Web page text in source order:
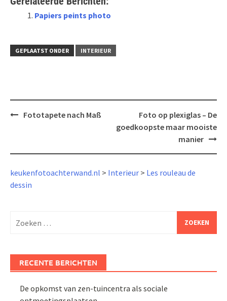
Papiers peints photo
GEPLAATST ONDER INTERIEUR
BerichtFototapete nach Maß
Foto op plexiglas – De
goedkoopste maar mooiste
manier
keukenfotoachterwand.nl > Interieur > Les rouleau de
dessin
naar:
RECENTE BERICHTEN
De opkomst van zen-tuincentra als sociale